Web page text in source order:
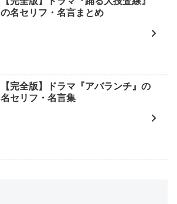
の名セリフ・名言まとめ
【完全版】ドラマ『アバランチ』の
名セリフ・名言集